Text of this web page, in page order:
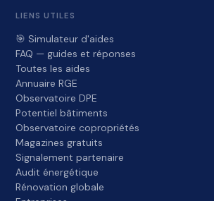
LIENS UTILES
🎯 Simulateur d'aides
FAQ — guides et réponses
Toutes les aides
Annuaire RGE
Observatoire DPE
Potentiel bâtiments
Observatoire copropriétés
Magazines gratuits
Signalement partenaire
Audit énergétique
Rénovation globale